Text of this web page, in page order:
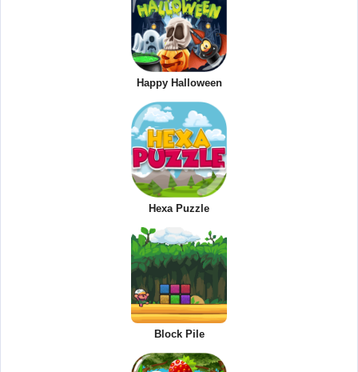
Happy Halloween
Hexa Puzzle
Block Pile